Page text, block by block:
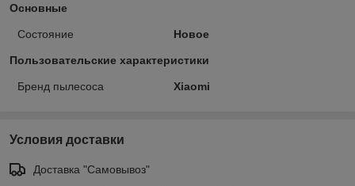
Основные
Состояние Новое
Пользовательские характеристики
Бренд пылесоса Xiaomi
Условия доставки
Доставка "Самовывоз"